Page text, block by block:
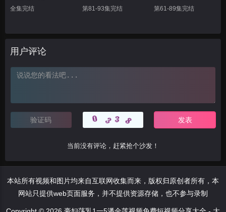
全集完结 第81-93集完结 第61-89集完结
用户评论
当前没有评论，赶紧抢个沙发！
本站所有视频和图片均来自互联网收集而来，版权归原创者所有，本
网站只提供web页面服务，并不提供资源存储，也不参与录制